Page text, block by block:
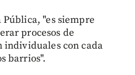
"es siempre
procesos de
individuales con cada
barrios".